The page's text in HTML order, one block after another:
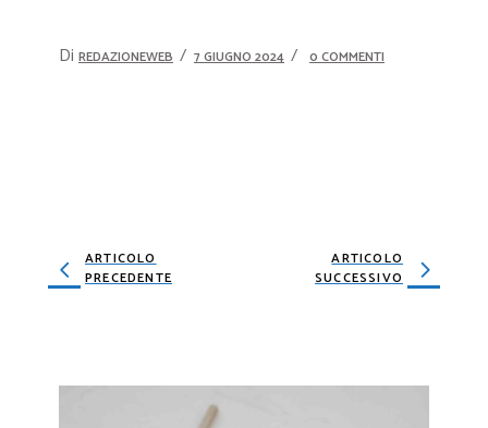
Di REDAZIONEWEB 7 GIUGNO 2024 0 COMMENTI
ARTICOLO
PRECEDENTE
ARTICOLO
SUCCESSIVO